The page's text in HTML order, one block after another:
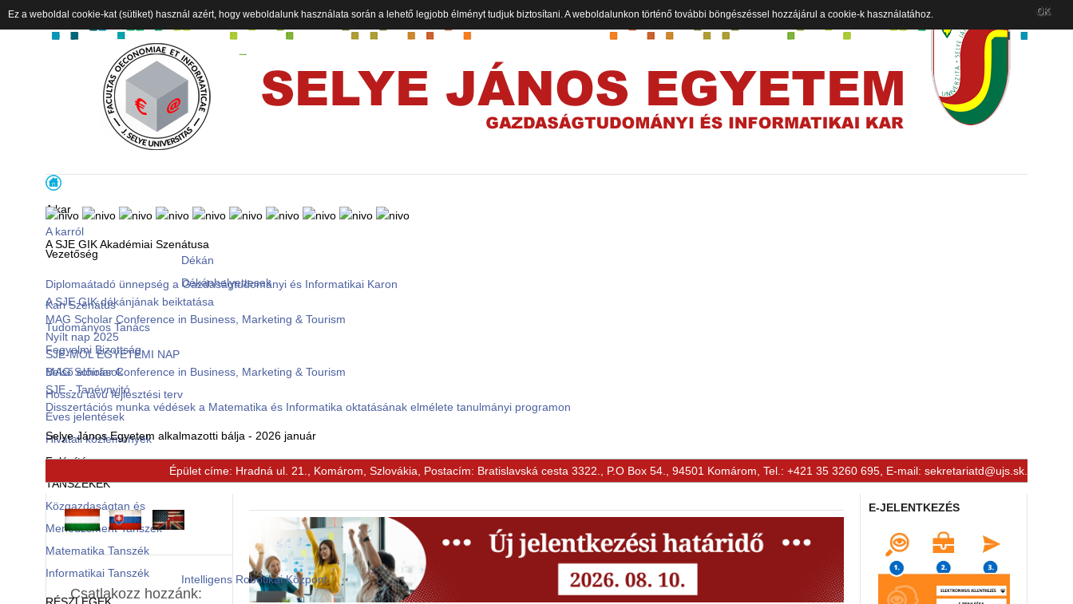
A kar
A karról
Vezetőség
Dékán
Dékánhelyettesek
Kari Szenátus
Tudományos Tanács
Fegyelmi Bizottság
Belső előírások
Hosszú távú fejlesztési terv
Éves jelentések
Hivatali közlemények
Felépítés
TANSZÉKEK
Közgazdaságtan és
Menedzsment Tanszék
Matematika Tanszék
Informatikai Tanszék
Intelligens Robotikai Központ
A SJE GIK Akadémiai Szenátusa
Diplomaátadó ünnepség a Gazdaságtudományi és Informatikai Karon
A SJE GIK dékánjának beiktatása
MAG Scholar Conference in Business, Marketing & Tourism
Nyílt nap 2025
SJE-MOL EGYETEMI NAP
MAG Scholar Conference in Business, Marketing & Tourism
SJE - Tanévnyitó
Disszertációs munka védések a Matematika és Informatika oktatásának elmélete tanulmányi programon
Selye János Egyetem alkalmazotti bálja - 2026 január
- byVinaGecko.com
Épület címe: Hradná ul. 21., Komárom, Szlovákia, Postacím: Bratislavská cesta 3322., P.O Box 54., 94501 Komárom, Tel.: +421 35 3260 695, E-mail: sekretariatd@ujs.sk
E-JELENTKEZÉS
Csatlakozz hozzánk:
Ez a weboldal cookie-kat (sütiket) használ azért, hogy weboldalunk használata során a lehető legjobb élményt tudjuk biztosítani. A weboldalunkon történő további böngészéssel hozzájárul a cookie-k használatához. OK